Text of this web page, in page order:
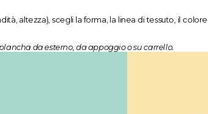
altezza), scegli la forma, la linea di tessuto, il
da esterno, da appoggio o su carrello.